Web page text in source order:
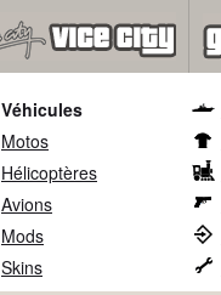
Véhicules
Motos
Hélicoptères
Avions
Mods
Skins